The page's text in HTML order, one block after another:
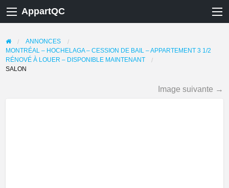
AppartQC
ANNONCES
MONTRÉAL – HOCHELAGA – CESSION DE BAIL – APPARTEMENT 3 1/2
RÉNOVÉ À LOUER – DISPONIBLE MAINTENANT
SALON
Image suivante →